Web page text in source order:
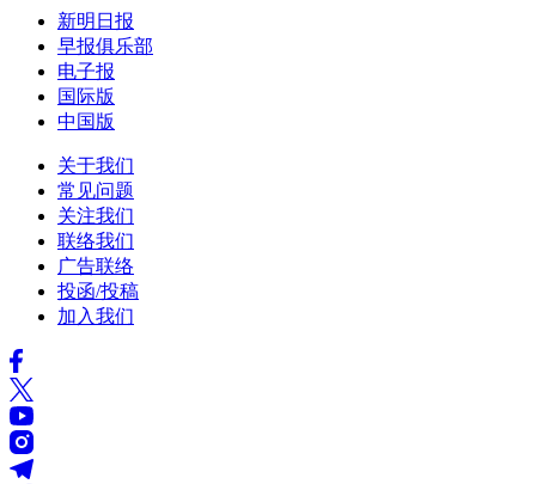
新明日报
早报俱乐部
电子报
国际版
中国版
关于我们
常见问题
关注我们
联络我们
广告联络
投函/投稿
加入我们